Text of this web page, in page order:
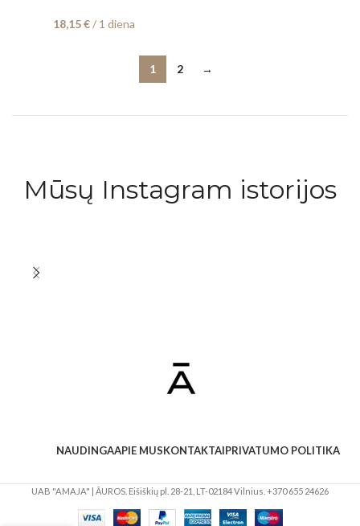
18,15€/ 1 diena
1 2 →
Mūsų Instagram istorijos
NAUDINGAAPIE MUSKONTAKTAIPRIVATUMO POLITIKA
UAB "AMAJA" | ĀUROS. Eišiškių pl. 28-21, LT-02184 Vilnius. +370 655 24626